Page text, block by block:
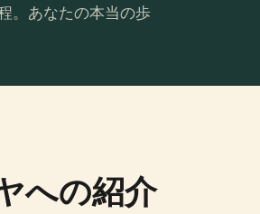
。あなたの本当の歩
への紹介